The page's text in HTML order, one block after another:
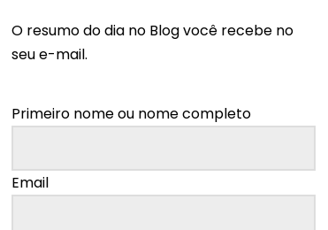
O resumo do dia no Blog você recebe no
seu e-mail.
Primeiro nome ou nome completo
Email